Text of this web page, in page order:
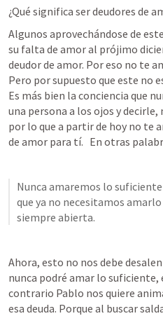
¿Qué significa ser deudores de
Algunos aprovechándose de
su falta de amor al prójimo
deudor de amor. Por eso no te
Pero por supuesto que este no
Es más bien la conciencia que
una persona a los ojos y
por lo que a partir de hoy no te
de amor para tí.   En otras
Nunca amaremos lo
que ya no necesitamos
siempre abierta.
Ahora, esto no nos debe
nunca podré amar lo
contrario Pablo nos quiere
esa deuda. Porque al buscar